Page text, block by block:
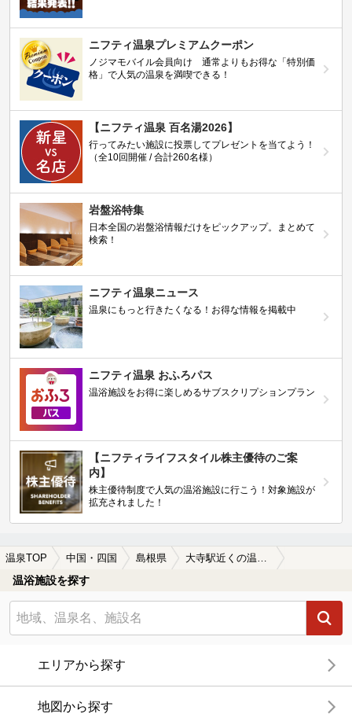
ニフティ温泉プレミアムクーポン
ノジマモバイル会員向け 通常よりもお得な「特別価
格」で人気の温泉を満喫できる！
【ニフティ温泉 百名湯2026】
行ってみたい施設に投票してプレゼントを当てよう！
（全10回開催 / 合計260名様）
岩盤浴特集
日本全国の岩盤浴情報だけをピックアップ。まとめて
検索！
ニフティ温泉ニュース
温泉にもっと行きたくなる！お得な情報を掲載中
ニフティ温泉 おふろパス
温浴施設をお得に楽しめるサブスクリプションプラン
【ニフティライフスタイル株主優待のご案
内】
株主優待制度で人気の温浴施設に行こう！対象施設が
拡充されました！
温泉TOP 中国・四国 島根県
温浴施設を探す
エリアから探す
地図から探す